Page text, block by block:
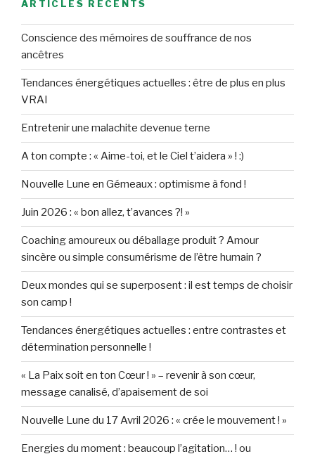
ARTICLES RÉCENTS
Conscience des mémoires de souffrance de nos
ancêtres
Tendances énergétiques actuelles : être de plus en plus
VRAI
Entretenir une malachite devenue terne
A ton compte : « Aime-toi, et le Ciel t’aidera » ! :)
Nouvelle Lune en Gémeaux : optimisme à fond !
Juin 2026 : « bon allez, t’avances ?! »
Coaching amoureux ou déballage produit ? Amour
sincère ou simple consumérisme de l’être humain ?
Deux mondes qui se superposent : il est temps de choisir
son camp !
Tendances énergétiques actuelles : entre contrastes et
détermination personnelle !
« La Paix soit en ton Cœur ! » – revenir à son cœur,
message canalisé, d’apaisement de soi
Nouvelle Lune du 17 Avril 2026 : « crée le mouvement ! »
Energies du moment : beaucoup l’agitation… ! ou